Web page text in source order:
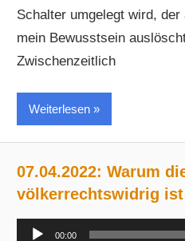
Schalter umgelegt wird,
mein Bewusstsein
Zwischenzeitlich
Weiterlesen
07.04.2022: Warum
völkerrechtswidrig ist
Audio-
00:00